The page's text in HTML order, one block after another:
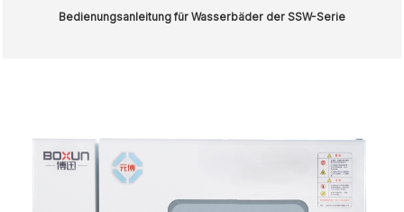
Bedienungsanleitung für Wasserbäder der SSW-Serie